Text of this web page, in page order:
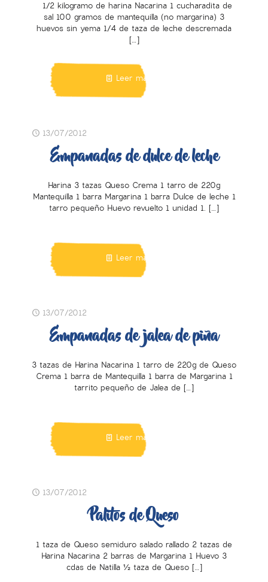
1/2 kilogramo de harina Nacarina 1 cucharadita de
sal 100 gramos de mantequilla (no margarina) 3
huevos sin yema 1/4 de taza de leche descremada
[…]
Leer más
13/07/2012
Empanadas de dulce de leche
Harina 3 tazas Queso Crema 1 tarro de 220g
Mantequilla 1 barra Margarina 1 barra Dulce de leche 1
tarro pequeño Huevo revuelto 1 unidad 1. […]
Leer más
13/07/2012
Empanadas de jalea de piña
3 tazas de Harina Nacarina 1 tarro de 220g de Queso
Crema 1 barra de Mantequilla 1 barra de Margarina 1
tarrito pequeño de Jalea de […]
Leer más
13/07/2012
Palitos de Queso
1 taza de Queso semiduro salado rallado 2 tazas de
Harina Nacarina 2 barras de Margarina 1 Huevo 3
cdas de Natilla ½ taza de Queso[…]